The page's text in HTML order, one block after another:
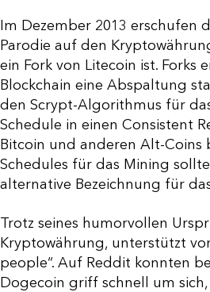
Im Dezember 2013 erschufen
Parodie auf den
ein Fork von Litecoin ist. Forks
Blockchain eine Abspaltung
den Scrypt-Algorithmus für
Schedule in einen Consistent
Bitcoin und anderen Alt-Coins
Schedules für das Mining
alternative Bezeichnung für
Trotz seines humorvollen
Kryptowährung, unterstützt
people“. Auf Reddit konnten
Dogecoin griff schnell um